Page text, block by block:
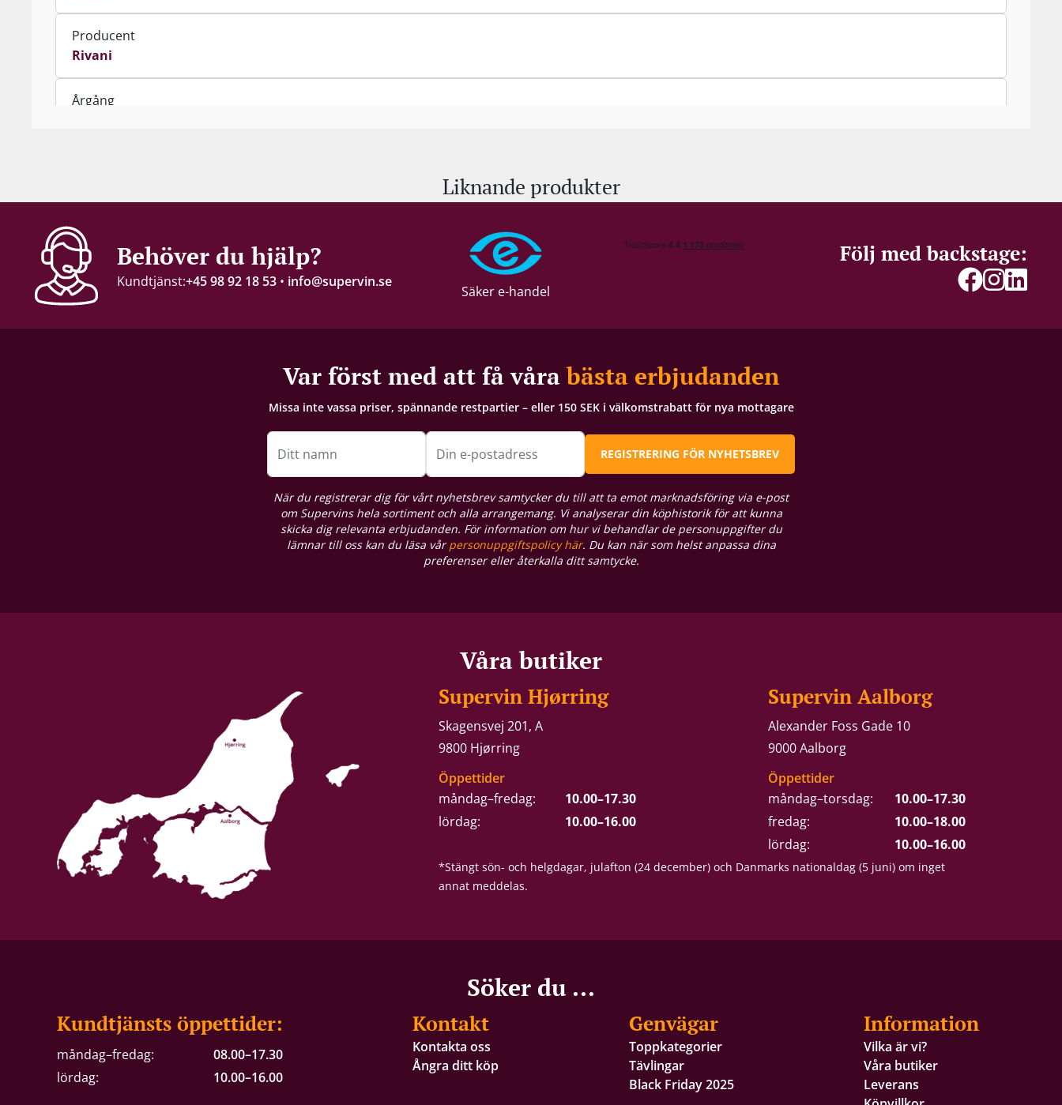
Producent
Rivani
Årgång
Alkohol-%
11 %
Servering
Näringsinnehåll
Liknande produkter
Behöver du hjälp?
Kundtjänst:+45 98 92 18 53 • info@supervin.se
Säker e-handel
Följ med backstage:
Var först med att få vårabästa erbjudanden
Missa inte vassa priser, spännande restpartier – eller 150 SEK i välkomstrabatt för nya mottagare
Ditt namn Din e-postadress REGISTRERING FÖR NYHETSBREV
När du registrerar dig för vårt nyhetsbrev samtycker du till att ta emot marknadsföring via e-post
om Supervins hela sortiment och alla arrangemang. Vi analyserar din köphistorik för att kunna
skicka dig relevanta erbjudanden. För information om hur vi behandlar de personuppgifter du
lämnar till oss kan du läsa vårpersonuppgiftspolicy här. Du kan när som helst anpassa dina
preferenser eller återkalla ditt samtycke.
Våra butiker
Supervin Hjørring
Skagensvej 201, A
9800 Hjørring
Öppettider
måndag–fredag:
10.00–17.30
lördag:
10.00–16.00
Supervin Aalborg
Alexander Foss Gade 10
9000 Aalborg
Öppettider
måndag–torsdag:
10.00–17.30
fredag:
10.00–18.00
lördag:
10.00–16.00
*Stängt sön- och helgdagar, julafton (24 december) och Danmarks nationaldag (5 juni) om inget
annat meddelas.
Söker du ...
Kundtjänsts öppettider:
måndag–fredag:
08.00–17.30
lördag:
10.00–16.00
Kontakt
Kontakta oss
Ångra ditt köp
Genvägar
Toppkategorier
Tävlingar
Black Friday 2025
Information
Vilka är vi?
Våra butiker
Leverans